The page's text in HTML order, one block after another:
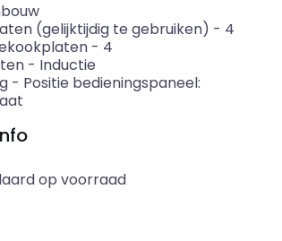
(gelijktijdig te gebruiken) - 4
- 4
- Inductie
- Positie bedieningspaneel:
op voorraad